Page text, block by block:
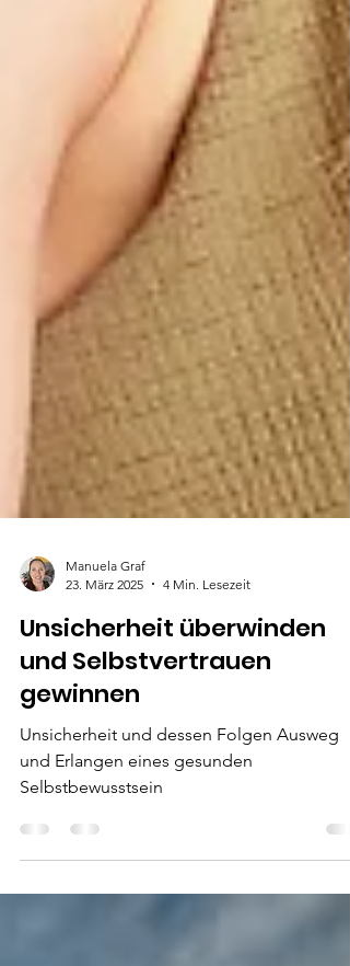
23. März 2025
4 Min. Lesezeit
Unsicherheit überwinden
und Selbstvertrauen
gewinnen
Unsicherheit und dessen Folgen Ausweg
Selbstbewusstsein